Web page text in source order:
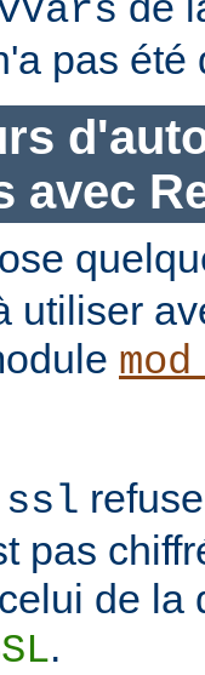
pas été
avec
utiliser
ssl
pas
de la
.